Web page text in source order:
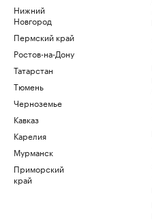
Нижний
Новгород
Пермский край
Ростов-на-Дону
Татарстан
Тюмень
Черноземье
Кавказ
Карелия
Мурманск
Приморский
край